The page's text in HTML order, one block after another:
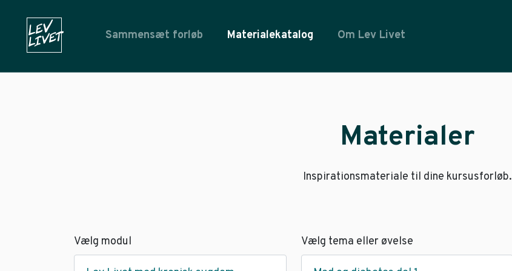
Sammensæt forløb Materialekatalog Om Lev Livet
Materialer
Inspirationsmateriale til dine kursusforløb.
Vælg modul Vælg tema eller øvelse